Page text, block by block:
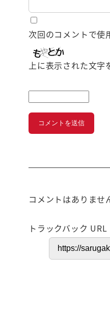
次回のコメントで使
上に表示された文字
コメントはありませ
トラックバック URL